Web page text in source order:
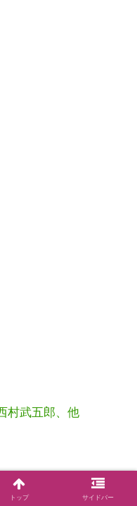
村武五郎、他
トップ サイドバー